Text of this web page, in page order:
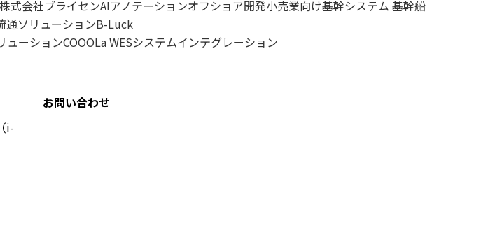
式会社ブライセンAIアノテーションオフショア開発小売業向け基幹システム 基幹船
通ソリューションB-Luck
ーションCOOOLa WESシステムインテグレーション
i-
お問い合わせ